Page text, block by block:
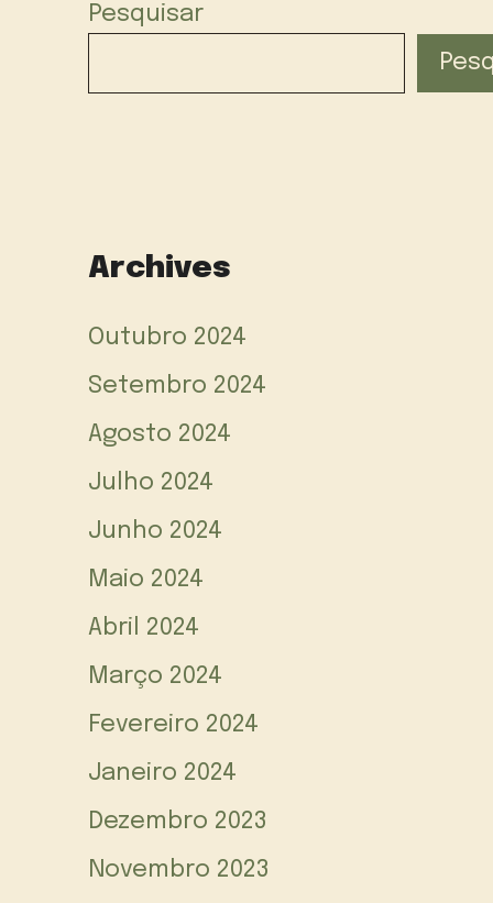
Pesquisar
Archives
Outubro 2024
Setembro 2024
Agosto 2024
Julho 2024
Junho 2024
Maio 2024
Abril 2024
Março 2024
Fevereiro 2024
Janeiro 2024
Dezembro 2023
Novembro 2023